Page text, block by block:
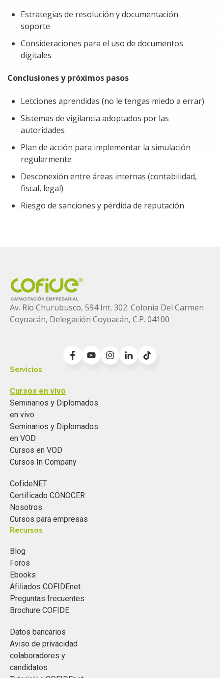
implementar controles internos.
Empresas que no cuentan con expedientes
digitales completos ni procesos de respuesta
rápida.
El curso proporciona estrategias para organizar
documentación y responder oportunamente.
Requerimiento especial para el curso
Solo tener conocimientos previos en el uso de internet,
la página del SAT y elementos básicos de Excel.
Estrategias de resolución y documentación
soporte
Consideraciones para el uso de documentos
digitales
Conclusiones y próximos pasos
Lecciones aprendidas (no le tengas miedo a errar)
Sistemas de vigilancia adoptados por las
autoridades
Plan de acción para implementar la simulación
regularmente
Desconexión entre áreas internas (contabilidad,
fiscal, legal)
Riesgo de sanciones y pérdida de reputación
Av. Río Churubusco, 594 Int. 302. Colonia Del Carmen
Coyoacán, Delegación Coyoacán, C.P. 04100
Servicios
Cursos en vivo
Seminarios y Diplomados
en vivo
Seminarios y Diplomados
en VOD
Cursos en VOD
Cursos In Company
CofideNET
Certificado CONOCER
Nosotros
Cursos para empresas
Recursos
Blog
Foros
Ebooks
Afiliados COFIDEnet
Preguntas frecuentes
Brochure COFIDE
Datos bancarios
Aviso de privacidad
colaboradores y
candidatos